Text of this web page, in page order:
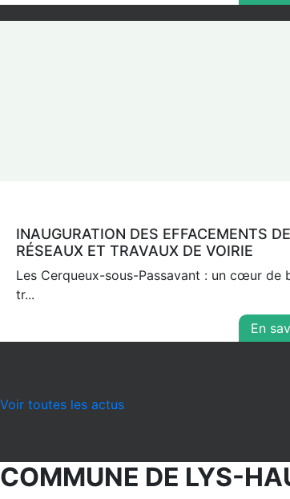
INAUGURATION DES EFFACEMENTS DE
RÉSEAUX ET TRAVAUX DE VOIRIE
Les Cerqueux-sous-Passavant : un cœur de
tr...
En
Voir toutes les actus
COMMUNE DE LYS-